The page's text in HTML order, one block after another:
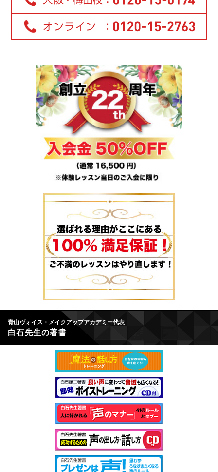
青山ヴォイス・メイクアップアカデミー代表
白石先生の著書